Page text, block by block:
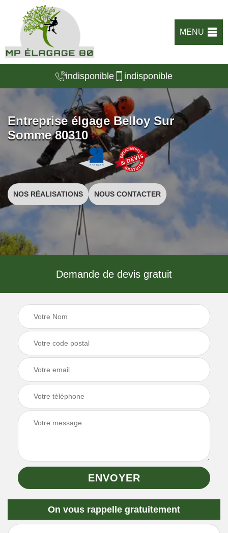
MENU
indisponible indisponible
Entreprise élgage Belloy Sur
Somme 80310
NOS RÉALISATIONS NOUS CONTACTER
Demande de devis gratuit
On vous rappelle gratuitement